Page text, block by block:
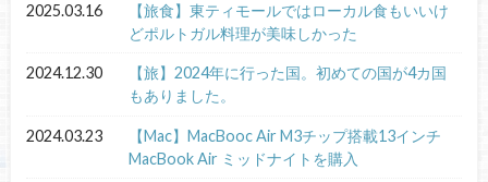
2025.03.16
【旅食】東ティモールではローカル食もいいけ
どポルトガル料理が美味しかった
2024.12.30
【旅】2024年に行った国。初めての国が4カ国
もありました。
2024.03.23
【Mac】MacBooc Air M3チップ搭載13インチ
MacBook Air ミッドナイトを購入